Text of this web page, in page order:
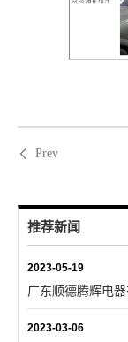
Prev
推荐新闻
2023-05-19
广东顺德腾辉电
2023-03-06